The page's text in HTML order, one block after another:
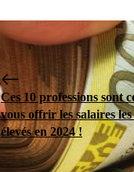
Ces 10 professions sont
vous offrir les salaires
élevés en 2024 !